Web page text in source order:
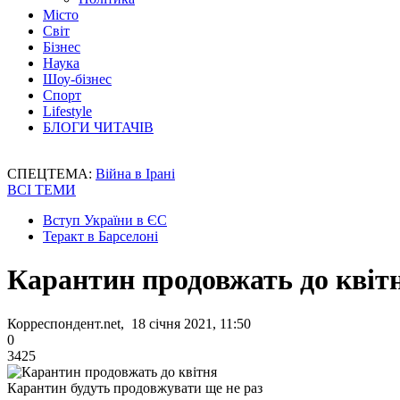
Місто
Світ
Бізнес
Наука
Шоу-бізнес
Спорт
Lifestyle
БЛОГИ ЧИТАЧІВ
СПЕЦТЕМА: Війна в Ірані
ВСІ ТЕМИ
Вступ України в ЄС
Теракт в Барселоні
Карантин продовжать до
Корреспондент.net, 18 січня 2021, 11:50
0
3425
Карантин будуть продовжувати ще не раз